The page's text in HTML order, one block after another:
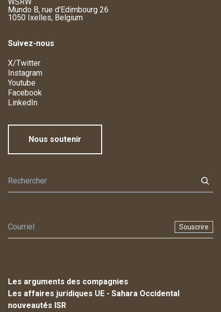
Mundo B, rue d'Edimbourg 26
1050 Ixelles, Belgium
Suivez-nous
X/Twitter
Instagram
Youtube
Facebook
LinkedIn
Nous soutenir
Souscrire
Les arguments des compagnies
Les affaires juridiques UE - Sahara Occidental
nouveautés ISR